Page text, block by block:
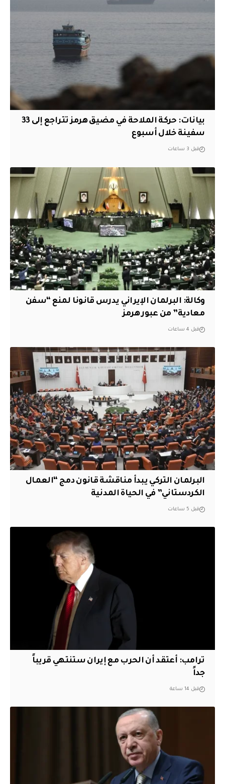
بيانات: حركة الملاحة في مضيق هرمز تتراجع إلى 33
سفينة خلال أسبوع
قبل 3 ساعات
وكالة: البرلمان الإيراني يدرس قانونا لمنع “سفن
معادية” من عبور هرمز
قبل 4 ساعات
البرلمان التركي يبدأ مناقشة قانون دمج “العمال
الكردستاني” في الحياة المدنية
قبل 5 ساعات
‏ترامب: أعتقد أن الحرب مع إيران ستنتهي قريباً
جداً
قبل 14 ساعة